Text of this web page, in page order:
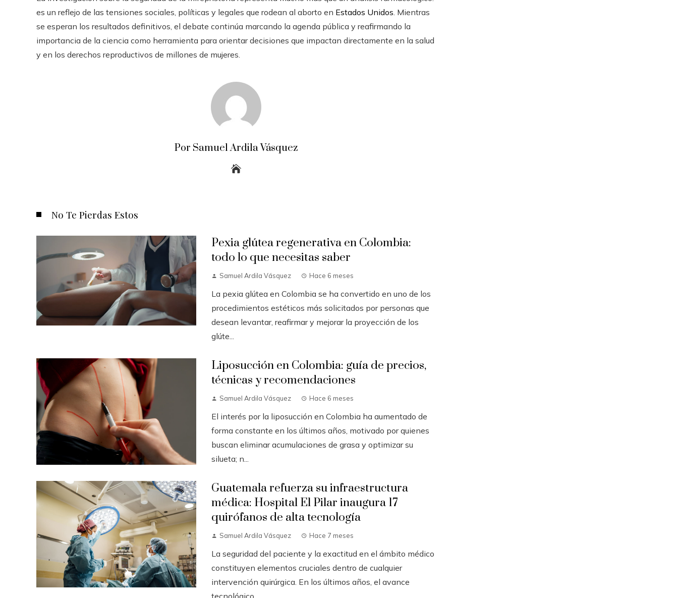
es un reflejo de las tensiones sociales, políticas y legales que rodean al aborto en Estados Unidos. Mientras
se esperan los resultados definitivos, el debate continúa marcando la agenda pública y reafirmando la
importancia de la ciencia como herramienta para orientar decisiones que impactan directamente en la salud
y en los derechos reproductivos de millones de mujeres.
Por Samuel Ardila Vásquez
No Te Pierdas Estos
Pexia glútea regenerativa en Colombia:
todo lo que necesitas saber
Samuel Ardila Vásquez Hace 6 meses
La pexia glútea en Colombia se ha convertido en uno de los
procedimientos estéticos más solicitados por personas que
desean levantar, reafirmar y mejorar la proyección de los
glúte...
Liposucción en Colombia: guía de precios,
técnicas y recomendaciones
Samuel Ardila Vásquez Hace 6 meses
El interés por la liposucción en Colombia ha aumentado de
forma constante en los últimos años, motivado por quienes
buscan eliminar acumulaciones de grasa y optimizar su
silueta; n...
Guatemala refuerza su infraestructura
médica: Hospital El Pilar inaugura 17
quirófanos de alta tecnología
Samuel Ardila Vásquez Hace 7 meses
La seguridad del paciente y la exactitud en el ámbito médico
constituyen elementos cruciales dentro de cualquier
intervención quirúrgica. En los últimos años, el avance
tecnológico...